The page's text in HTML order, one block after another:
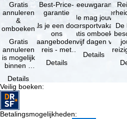
Gratis
annuleren
&
omboeken
Gratis
annuleren
is mogelijk
binnen 5
de
boeking,
als jouw
vakantie …
Details
Best-Price-
garantie
Als je een door
ons
aangeboden
reis - met
dezelfde inhoud
en
Details
Sneeuwgarantie
Je mag jouw
wintersportvakantie
gratis omboeken
als vijf dagen voor
Details
De
Veilig boeken:
Betalingsmogelijkheden: